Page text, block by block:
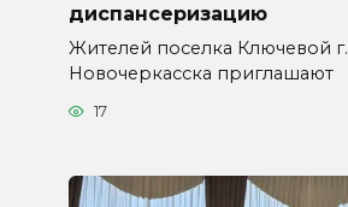
диспансеризацию
Жителей поселка Ключевой г.
Новочеркасска приглашают
17